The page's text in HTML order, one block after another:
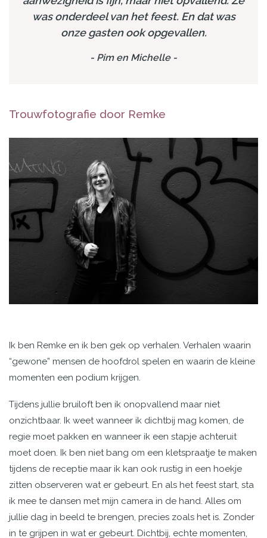
was onderdeel van het feest. En dat was
onze gasten ook opgevallen.
- Pim en Michelle-
Trouwfotografie door Remke
Ik ben Remke en ik ben gek op verhalen. Verhalen waarin
“gewone” mensen de hoofdrol spelen en waarin de kleine
momenten een podium krijgen.
Tijdens jullie bruiloft ben ik onopvallend maar niet
onzichtbaar. Ik weet wanneer ik dichtbij mag komen, de
regie moet pakken en wanneer ik een stapje achteruit
moet doen. Ik ben niet bang om een kletspraatje te maken
tijdens de receptie maar ik kan ook rustig in een hoekje
zitten observeren wat er gebeurt. En als het feest start, sta
ik mee te dansen met mijn camera in de hand. Alles om
jullie dag in beeld te brengen, precies zoals het is. Zonder
in te grijpen in wat er gebeurt. Dichtbij, echte momenten,